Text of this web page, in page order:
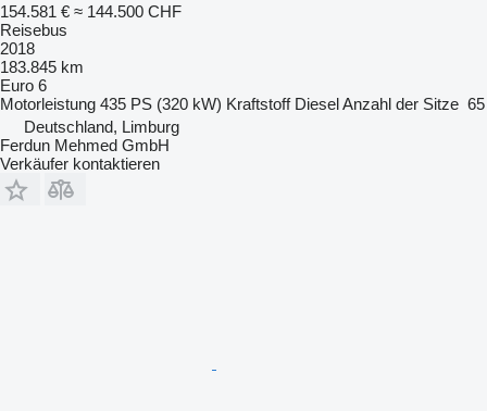
154.581 € ≈ 144.500 CHF
Reisebus
2018
183.845 km
Euro 6
Motorleistung 435 PS (320 kW) Kraftstoff DieselAnzahl der Sitze 65
Deutschland, Limburg
Ferdun Mehmed GmbH
Verkäufer kontaktieren